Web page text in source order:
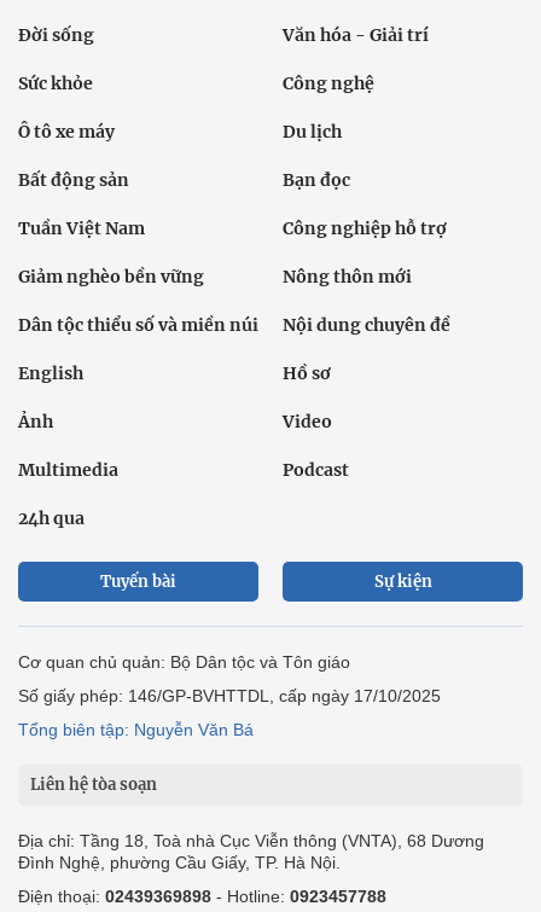
Đời sống Văn hóa - Giải trí
Sức khỏe Công nghệ
Ô tô xe máy Du lịch
Bất động sản Bạn đọc
Tuần Việt Nam Công nghiệp hỗ trợ
Giảm nghèo bền vững Nông thôn mới
Dân tộc thiểu số và miền núi Nội dung chuyên đề
English Hồ sơ
Ảnh Video
Multimedia Podcast
24h qua
Tuyến bài Sự kiện
Cơ quan chủ quản: Bộ Dân tộc và Tôn giáo
Số giấy phép: 146/GP-BVHTTDL, cấp ngày 17/10/2025
Tổng biên tập: Nguyễn Văn Bá
Liên hệ tòa soạn
Địa chỉ: Tầng 18, Toà nhà Cục Viễn thông (VNTA), 68 Dương
Đình Nghệ, phường Cầu Giấy, TP. Hà Nội.
Điện thoại: 02439369898 - Hotline: 0923457788